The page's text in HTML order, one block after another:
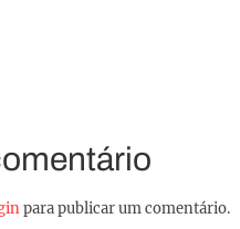
para publicar um comentário.